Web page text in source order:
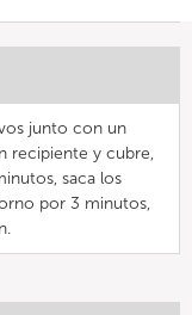
junto con un
recipiente y cubre,
saca los
por 3 minutos,